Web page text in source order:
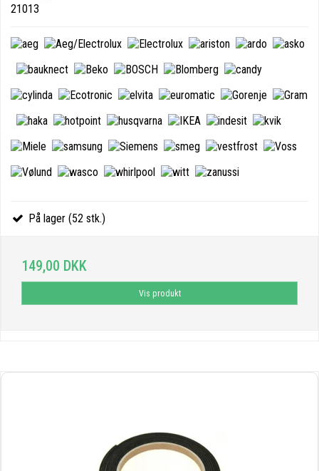
21013
På lager (52 stk.)
149,00 DKK
Vis produkt